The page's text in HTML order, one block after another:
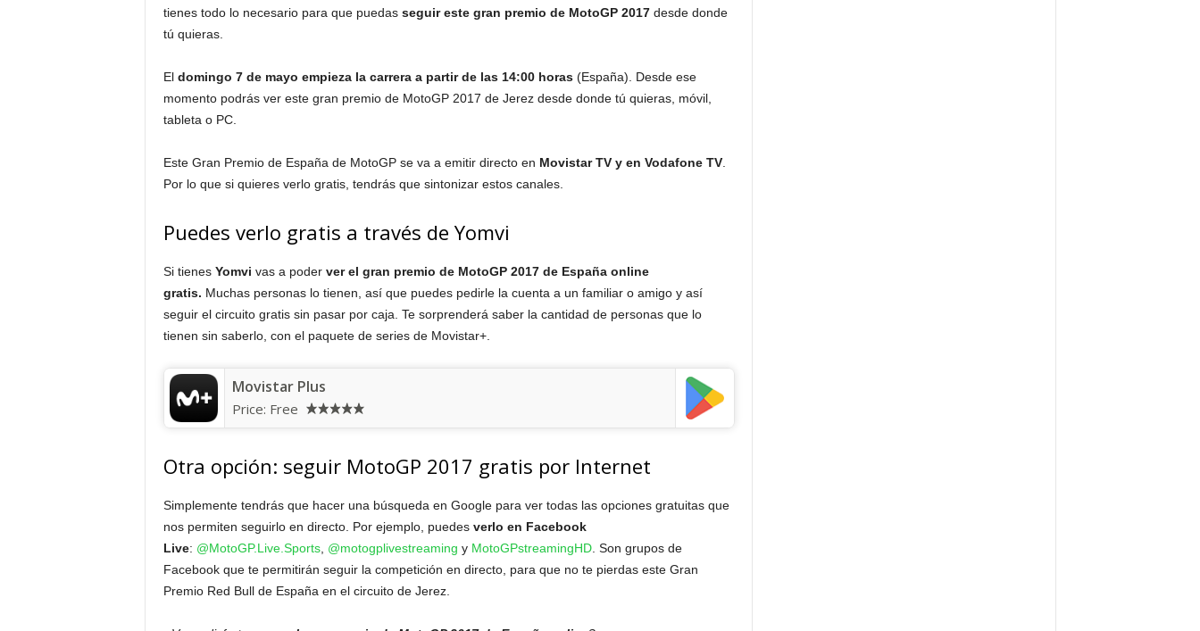
tienes todo lo necesario para que puedas seguir este gran premio de MotoGP 2017desde donde
tú quieras.
El domingo 7 de mayo empieza la carrera a partir de las 14:00 horas(España). Desde ese
momento podrás ver este gran premio de MotoGP 2017 de Jerez desde donde tú quieras, móvil,
tableta o PC.
Este Gran Premio de España de MotoGP se va a emitir directo en Movistar TV y en Vodafone TV.
Por lo que si quieres verlo gratis, tendrás que sintonizar estos canales.
Puedes verlo gratis a través de Yomvi
Si tienes Yomvi vas a poder ver el gran premio de MotoGP 2017 de España online
gratis. Muchas personas lo tienen, así que puedes pedirle la cuenta a un familiar o amigo y así
seguir el circuito gratis sin pasar por caja. Te sorprenderá saber la cantidad de personas que lo
tienen sin saberlo, con el paquete de series de Movistar+.
Movistar Plus
Price: Free
Otra opción: seguir MotoGP 2017 gratis por Internet
Simplemente tendrás que hacer una búsqueda en Google para ver todas las opciones gratuitas que
nos permiten seguirlo en directo. Por ejemplo, puedes verlo en Facebook
Live: @MotoGP.Live.Sports, @motogplivestreaming y MotoGPstreamingHD. Son grupos de
Facebook que te permitirán seguir la competición en directo, para que no te pierdas este Gran
Premio Red Bull de España en el circuito de Jerez.